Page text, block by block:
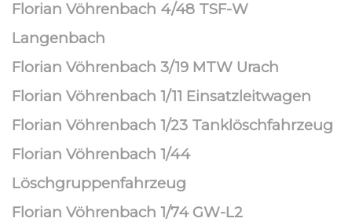
Florian Vöhrenbach 4/48 TSF-W
Langenbach
Florian Vöhrenbach 3/19 MTW Urach
Florian Vöhrenbach 1/11 Einsatzleitwagen
Florian Vöhrenbach 1/23 Tanklöschfahrzeug
Florian Vöhrenbach 1/44
Löschgruppenfahrzeug
Florian Vöhrenbach 1/74 GW-L2